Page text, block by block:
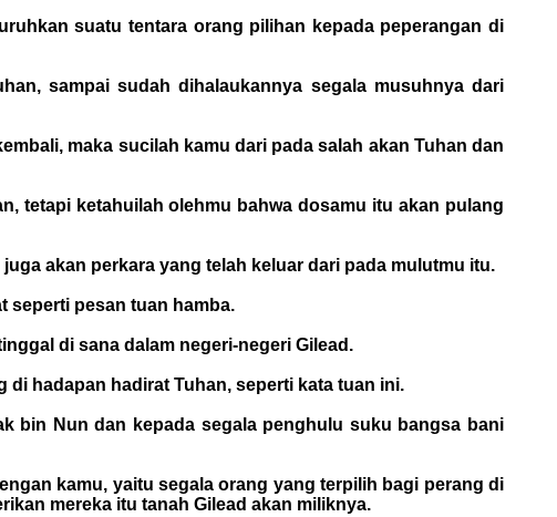
suatu tentara orang pilihan kepada peperangan di
sampai sudah dihalaukannya segala musuhnya dari
maka sucilah kamu dari pada salah akan Tuhan dan
tetapi ketahuilah olehmu bahwa dosamu itu akan pulang
akan perkara yang telah keluar dari pada mulutmu itu.
seperti pesan tuan hamba.
di sana dalam negeri-negeri Gilead.
hadapan hadirat Tuhan, seperti kata tuan ini.
bin Nun dan kepada segala penghulu suku bangsa bani
kamu, yaitu segala orang yang terpilih bagi perang di
mereka itu tanah Gilead akan miliknya.